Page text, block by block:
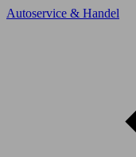
Autoservice & Handel